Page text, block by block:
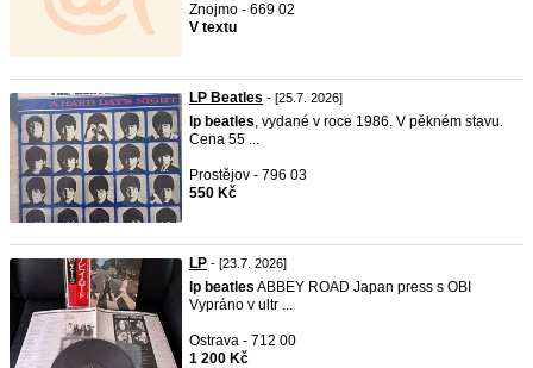
Znojmo - 669 02
V textu
LP Beatles - [25.7. 2026]
lp beatles, vydané v roce 1986. V pěkném stavu.
Cena 55 ...
Prostějov - 796 03
550 Kč
LP - [23.7. 2026]
lp beatles ABBEY ROAD Japan press s OBI
Vypráno v ultr ...
Ostrava - 712 00
1 200 Kč